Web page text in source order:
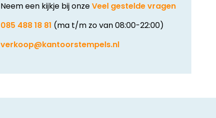
Neem een kijkje bij onzeVeel gestelde vragen
085 488 18 81 (ma t/m zo van 08:00-22:00)
verkoop@kantoorstempels.nl